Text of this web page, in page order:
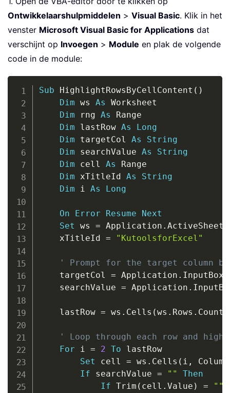
Ontwikkelaarshulpmiddelen > Visual Basic. Klik in het
venster Microsoft Visual Basic for Applications dat
verschijnt op Invoegen > Module en plak de volgende
code in de module:
Sub HighlightRowsByCellContent ( )
Dim ws As Worksheet
Dim rng As Range
Dim lastRow As
Long
Dim targetCol As
String
Dim searchValue As
String
Dim cell As Range
Dim xTitleId As
String
Dim i As Long
On Error Resume
Next
Set ws = Application . ActiveSheet
    xTitleId
= "KutoolsforExcel"
' Prompt for the target column
    targetCol
= Application . InputBox
    searchValue
= Application .
    lastRow
= ws . Cells (ws . Rows . Count
' Loop through each row and
For i = 2 To lastRow
Set cell = ws . Cells ( i ,
If searchValue = ""
Then
If Trim ( cell . Value ) = ""
Copy